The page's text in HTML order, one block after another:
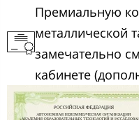
Премиальную
металлической
замечательно
кабинете